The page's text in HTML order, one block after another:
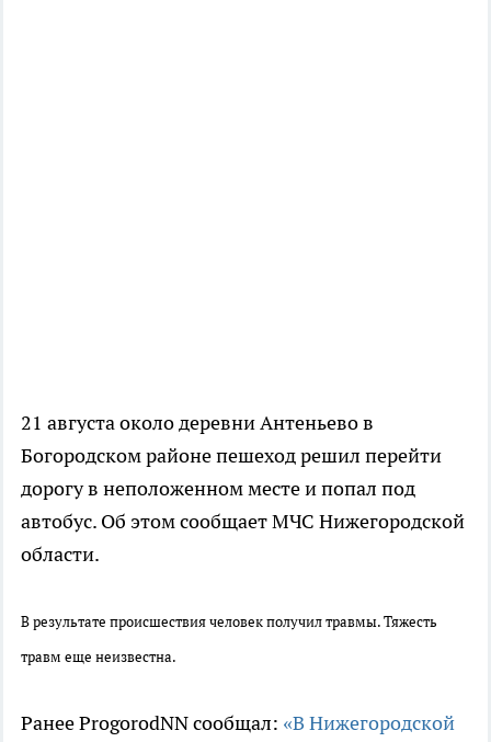
21 августа около деревни Антеньево в
Богородском районе пешеход решил перейти
дорогу в неположенном месте и попал под
автобус. Об этом сообщает МЧС Нижегородской
области.
В результате происшествия человек получил травмы. Тяжесть
травм еще неизвестна.
Ранее ProgorodNN сообщал: «В Нижегородской